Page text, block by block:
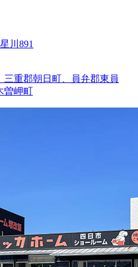
川891
重郡朝日町、員弁郡東員
岬町